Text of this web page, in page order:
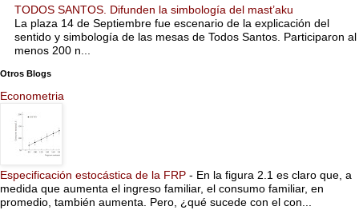
TODOS SANTOS. Difunden la simbología del mast’aku
La plaza 14 de Septiembre fue escenario de la explicación del
sentido y simbología de las mesas de Todos Santos. Participaron al
menos 200 n...
Otros Blogs
Econometria
Especificación estocástica de la FRP - En la figura 2.1 es claro que, a
medida que aumenta el ingreso familiar, el consumo familiar, en
promedio, también aumenta. Pero, ¿qué sucede con el con...